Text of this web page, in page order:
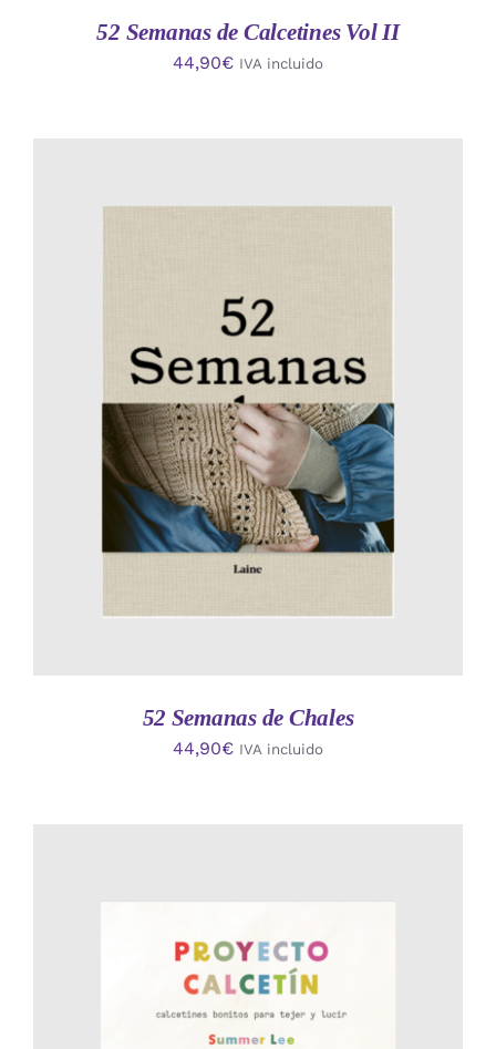
52 Semanas de Calcetines Vol II
44,90€ IVA incluido
AÑADIR AL CARRITO
/
DETALLES
52 Semanas de Chales
44,90€ IVA incluido